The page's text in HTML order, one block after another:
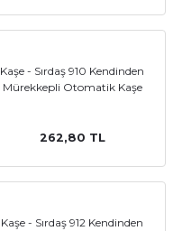
Kaşe - Sırdaş 910 Kendinden
Mürekkepli Otomatik Kaşe
262,80 TL
Kaşe - Sırdaş 912 Kendinden